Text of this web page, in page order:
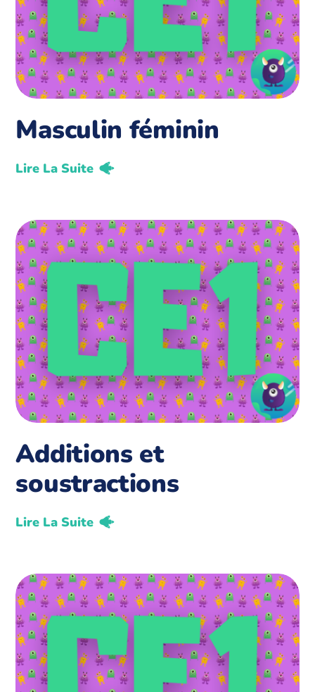
Masculin féminin
Lire La Suite
Additions et
soustractions
Lire La Suite